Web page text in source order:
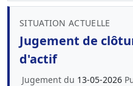
SITUATION ACTUELLE
Jugement de
d'actif
Jugement du 13-05-2026